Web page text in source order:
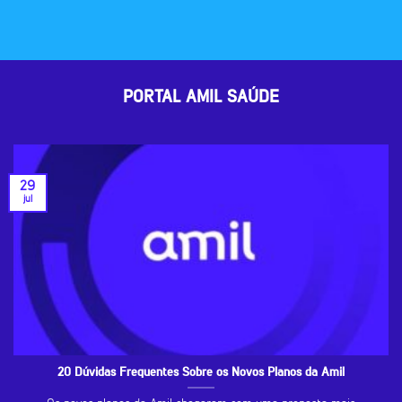
PORTAL AMIL SAÚDE
20 Dúvidas Frequentes Sobre os Novos Planos da Amil
29
jul